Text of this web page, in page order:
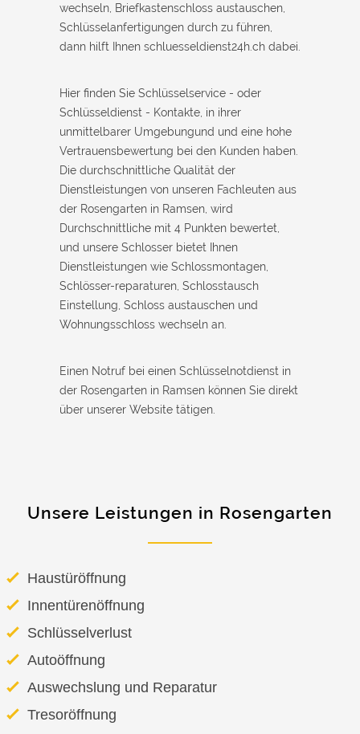
wechseln, Briefkastenschloss austauschen,
Schlüsselanfertigungen durch zu führen,
dann hilft Ihnen schluesseldienst24h.ch dabei.
Hier finden Sie Schlüsselservice - oder
Schlüsseldienst - Kontakte, in ihrer
unmittelbarer Umgebungund und eine hohe
Vertrauensbewertung bei den Kunden haben.
Die durchschnittliche Qualität der
Dienstleistungen von unseren Fachleuten aus
der Rosengarten in Ramsen, wird
Durchschnittliche mit 4 Punkten bewertet,
und unsere Schlosser bietet Ihnen
Dienstleistungen wie Schlossmontagen,
Schlösser-reparaturen, Schlosstausch
Einstellung, Schloss austauschen und
Wohnungsschloss wechseln an.
Einen Notruf bei einen Schlüsselnotdienst in
der Rosengarten in Ramsen können Sie direkt
über unserer Website tätigen.
Unsere Leistungen in Rosengarten
Haustüröffnung
Innentürenöffnung
Schlüsselverlust
Autoöffnung
Auswechslung und Reparatur
Tresoröffnung